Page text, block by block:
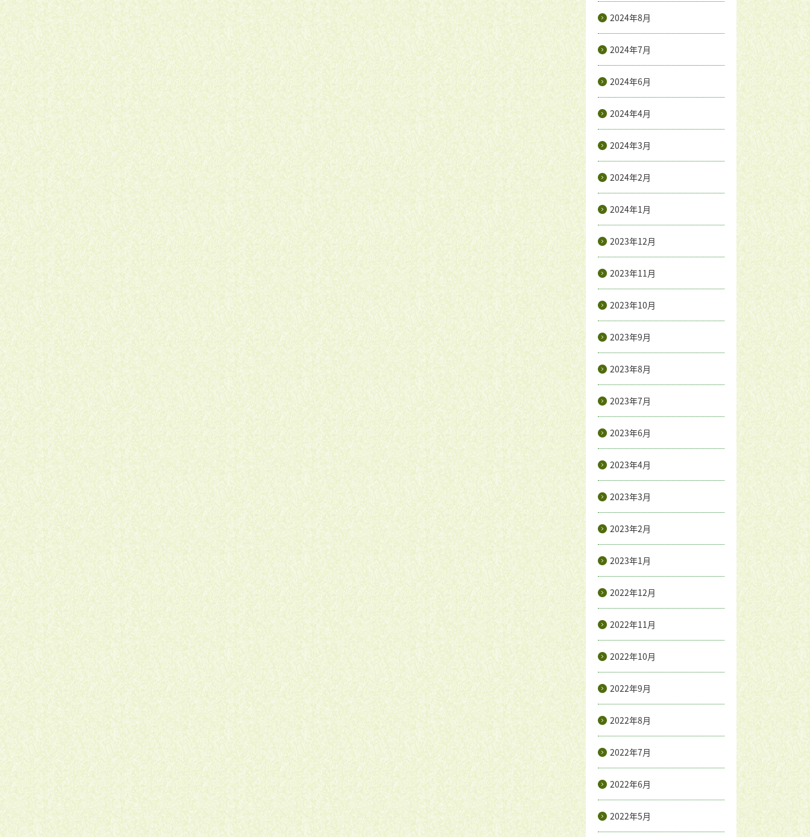
2024年8月
2024年7月
2024年6月
2024年4月
2024年3月
2024年2月
2024年1月
2023年12月
2023年11月
2023年10月
2023年9月
2023年8月
2023年7月
2023年6月
2023年4月
2023年3月
2023年2月
2023年1月
2022年12月
2022年11月
2022年10月
2022年9月
2022年8月
2022年7月
2022年6月
2022年5月